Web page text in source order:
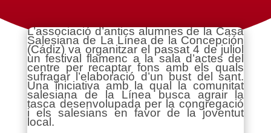
L’associació d’antics alumnes de la Casa
Salesiana de La Línea de la Concepción
(Cádiz) va organitzar el passat 4 de juliol
un festival flamenc a la sala d’actes del
centre per recaptar fons amb els quals
sufragar l’elaboració d’un bust del sant.
Una iniciativa amb la qual la comunitat
salesiana de la Línea busca agrair la
tasca desenvolupada per la congregació
i els salesians en favor de la joventut
local.